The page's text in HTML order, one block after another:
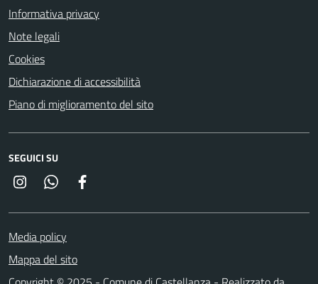
Informativa privacy
Note legali
Cookies
Dichiarazione di accessibilità
Piano di miglioramento del sito
SEGUICI SU
InstagramWhatsapp
Media policy
Mappa del sito